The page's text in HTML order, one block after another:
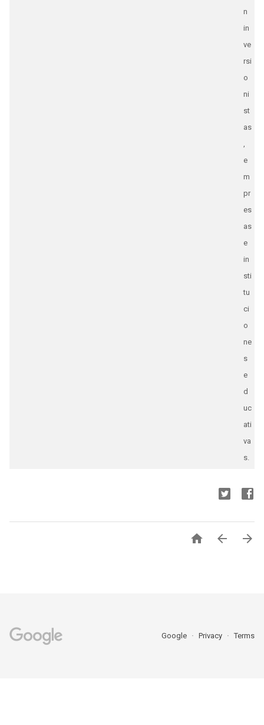
n
in
ve
rsi
o
ni
st
as
,
e
m
pr
es
as
e
in
sti
tu
ci
o
ne
s
e
d
uc
ati
va
s.
  
Google Privacy Terms